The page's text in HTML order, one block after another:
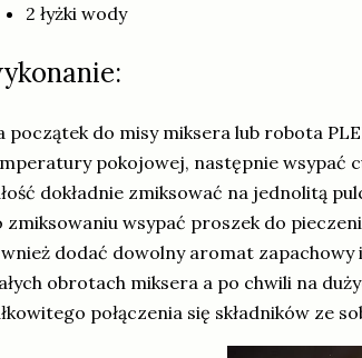
2 łyżki wody
początek do misy miksera lub robota
pokojowej, następnie wsypać
dokładnie zmiksować na jednolitą
zmiksowaniu wsypać proszek do
dodać dowolny aromat zapachowy
obrotach miksera a po chwili na
połączenia się składników ze